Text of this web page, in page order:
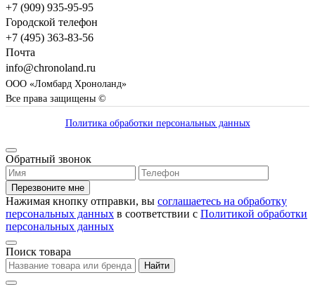
+7 (909) 935-95-95
Городской телефон
+7 (495) 363-83-56
Почта
info@chronoland.ru
ООО «Ломбард Хроноланд»
Все права защищены ©
Политика обработки персональных данных
Обратный звонок
Перезвоните мне
Нажимая кнопку отправки, вы соглашаетесь на обработку
персональных данных в соответствии с Политикой обработки
персональных данных
Поиск товара
Найти